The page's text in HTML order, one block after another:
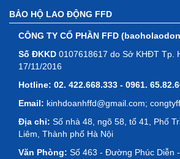
BẢO HỘ LAO ĐỘNG FFD
CÔNG TY CỔ PHẦN FFD
Số ĐKKD 0107618617 do Sở KHĐT Tp.
17/11/2016
Hotline: 02. 422.668.333 - 0961.
Email: kinhdoanhffd@gmail.com;
Địa chỉ: Số nhà 48, ngõ 58, tổ 41, Phố
Liêm, Thành phố Hà Nội
Văn Phòng: Số 463 - Đường Phúc Diễn